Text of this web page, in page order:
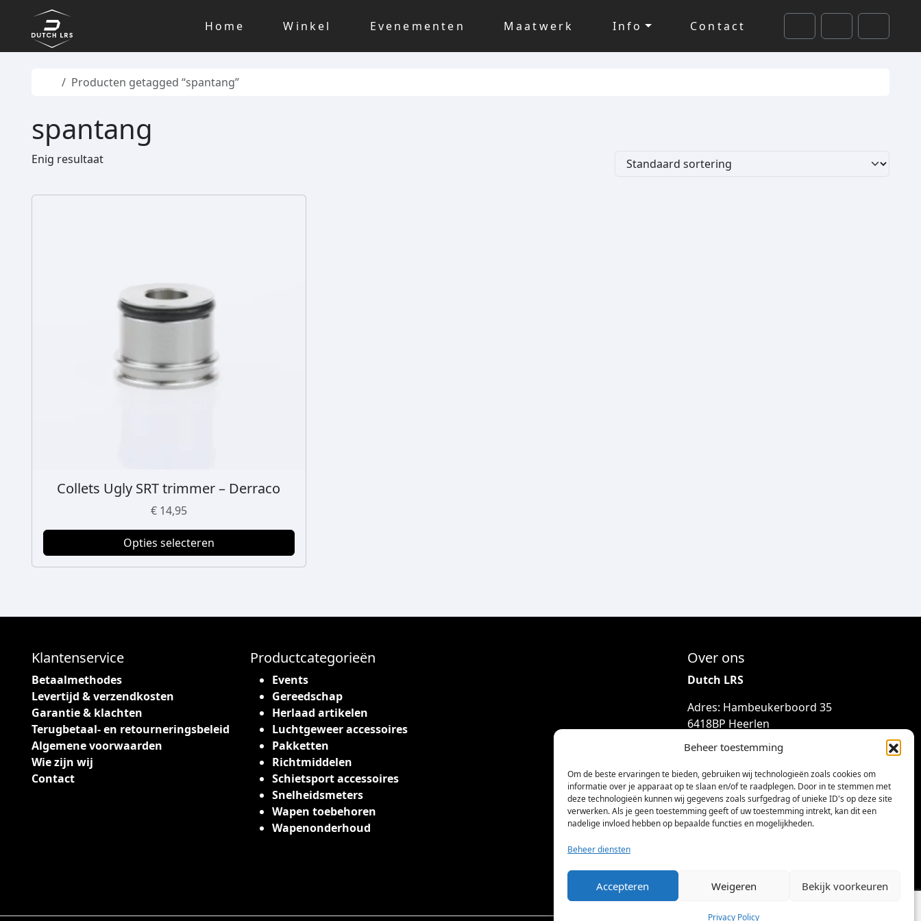
Beheer toestemming
Om de beste ervaringen te bieden, gebruiken wij technologieën zoals cookies om
informatie over je apparaat op te slaan en/of te raadplegen. Door in te stemmen met
deze technologieën kunnen wij gegevens zoals surfgedrag of unieke ID's op deze site
verwerken. Als je geen toestemming geeft of uw toestemming intrekt, kan dit een
nadelige invloed hebben op bepaalde functies en mogelijkheden.
Beheer diensten
Accepteren Weigeren Bekijk voorkeuren
Privacy Policy
Skip to content
Skip to footer
Home
Winkel Evenementen Maatwerk Info
Contact
SearchAccountCart
Home
Producten getagged “spantang”
spantang
Enig resultaat
Collets Ugly SRT trimmer – Derraco
€14,95
Opties selecteren
p
r
o
c
h
e
f
t
m
e
e
r
i
Klantenservice
Betaalmethodes
Levertijd & verzendkosten
Garantie & klachten
Terugbetaal- en retourneringsbeleid
Algemene voorwaarden
Wie zijn wij
Contact
Productcategorieën
Events
Gereedschap
Herlaad artikelen
Luchtgeweer accessoires
Pakketten
Richtmiddelen
Schietsport accessoires
Snelheidsmeters
Wapen toebehoren
Wapenonderhoud
Over ons
Dutch LRS
Adres: Hambeukerboord 35
6418BP Heerlen
(geen bezoekadres)
info@dutchlrs.nl
+31 45 2123953
KvK-nummer: 96002824
Btw-id: NL867424114B01